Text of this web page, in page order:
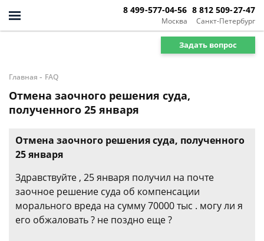
Москва
8 499-577-04-56
Санкт-Петербург
8 812 509-27-47
Задать вопрос
Главная - FAQ
Отмена заочного решения суда,
полученного 25 января
Отмена заочного решения суда, полученного
25 января
Здравствуйте , 25 января получил на почте
заочное решение суда об компенсации
морального вреда на сумму 70000 тыс . могу ли я
его обжаловать ? не поздно еще ?